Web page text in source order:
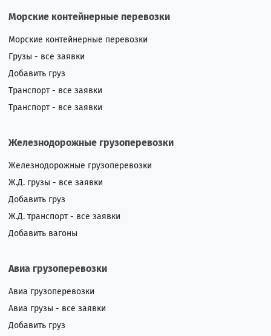
Морские контейнерные перевозки
Морские контейнерные перевозки
Грузы - все заявки
Добавить груз
Транспорт - все заявки
Транспорт - все заявки
Железнодорожные грузоперевозки
Железнодорожные грузоперевозки
Ж.Д. грузы - все заявки
Добавить груз
Ж.Д. транспорт - все заявки
Добавить вагоны
Авиа грузоперевозки
Авиа грузоперевозки
Авиа грузы - все заявки
Добавить груз